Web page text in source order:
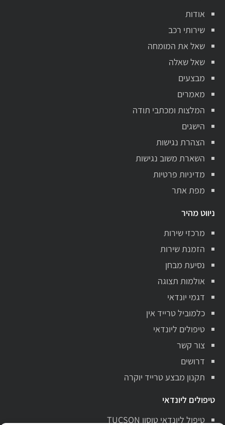
אודות
שירותי רכב
שאל את המומחה
שאל שאלה
מבצעים
מאמרים
המלצות ומכתבי תודה
הישגים
הצהרת נגישות
השארת משוב נגישות
מדיניות פרטיות
מפת אתר
ניווט מהיר
מרכזי שירות
הזמנת שירות
נסיעת מבחן
אולמות תצוגה
דגמי יונדאי
כלמוביל טרייד אין
טיפולים ליונדאי
צור קשר
דרושים
תקנון מבצע טרייד יוקרה
טיפולים ליונדאי
טיפול ליונדאי טוסון TUCSON